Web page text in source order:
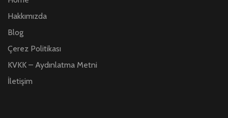
Hakkımızda
Blog
Çerez Politikası
KVKK – Aydınlatma Metni
İletişim